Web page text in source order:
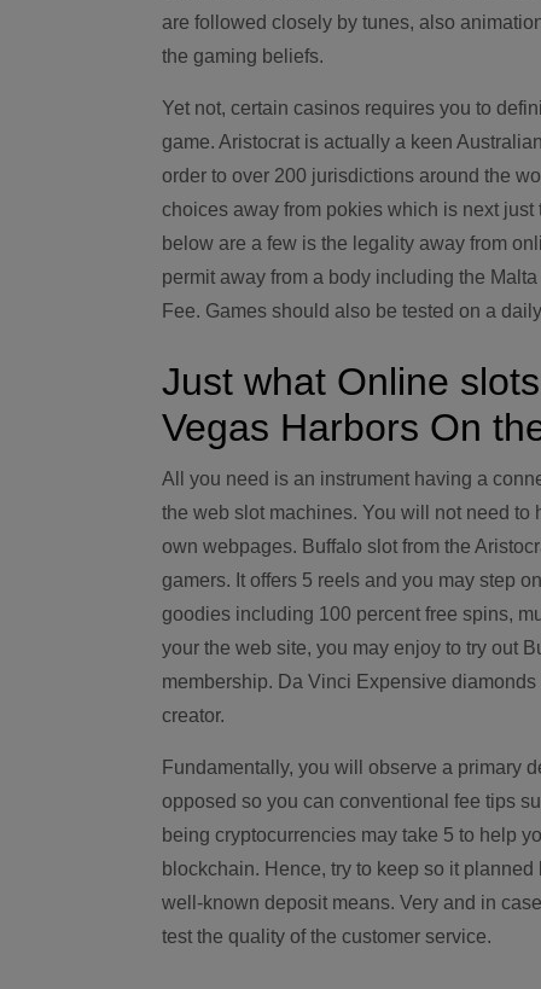
are followed closely by tunes, also
the gaming beliefs.
Yet not, certain casinos requires you to
game. Aristocrat is actually a keen
order to over 200 jurisdictions around the
choices away from pokies which is next
below are a few is the legality away from
permit away from a body including the
Fee. Games should also be tested on a
Just what Online
Vegas Harbors On
All you need is an instrument having a
the web slot machines. You will not need
own webpages. Buffalo slot from the
gamers. It offers 5 reels and you may step
goodies including 100 percent free spins,
your the web site, you may enjoy to try out
membership. Da Vinci Expensive
creator.
Fundamentally, you will observe a primary
opposed so you can conventional fee tips
being cryptocurrencies may take 5 to help
blockchain. Hence, try to keep so it
well-known deposit means. Very and in
test the quality of the customer service.